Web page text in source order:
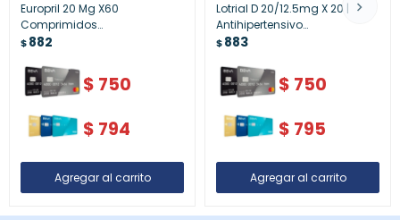
Europril 20 Mg X60
Comprimidos
Antihipertensivo
$882
$ 750
$ 794
Lotrial D 20/12.5mg X 20 |
Antihipertensivo
Combinación
$883
$ 750
$ 795